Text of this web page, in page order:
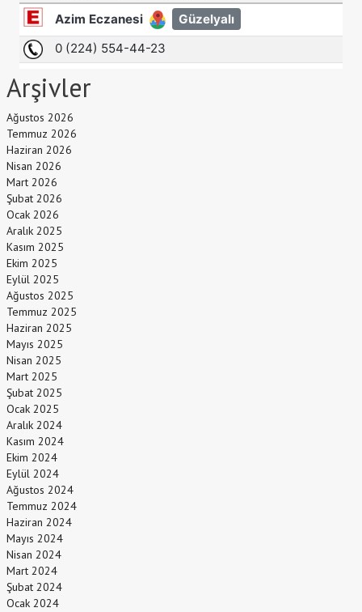
Arşivler
Ağustos 2026
Temmuz 2026
Haziran 2026
Nisan 2026
Mart 2026
Şubat 2026
Ocak 2026
Aralık 2025
Kasım 2025
Ekim 2025
Eylül 2025
Ağustos 2025
Temmuz 2025
Haziran 2025
Mayıs 2025
Nisan 2025
Mart 2025
Şubat 2025
Ocak 2025
Aralık 2024
Kasım 2024
Ekim 2024
Eylül 2024
Ağustos 2024
Temmuz 2024
Haziran 2024
Mayıs 2024
Nisan 2024
Mart 2024
Şubat 2024
Ocak 2024